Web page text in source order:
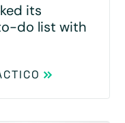
its
do list with